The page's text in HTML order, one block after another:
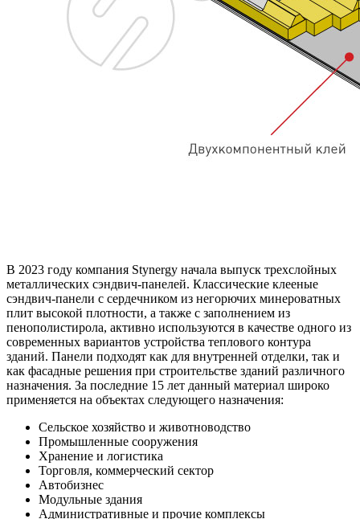
В 2023 году компания Stynergy начала выпуск трехслойных
металлических сэндвич-панелей. Классические клееные
сэндвич-панели с сердечником из негорючих минероватных
плит высокой плотности, а также с заполнением из
пенополистирола, активно используются в качестве одного из
современных вариантов устройства теплового контура
зданий. Панели подходят как для внутренней отделки, так и
как фасадные решения при строительстве зданий различного
назначения. За последние 15 лет данный материал широко
применяется на объектах следующего назначения:
Сельское хозяйство и животноводство
Промышленные сооружения
Хранение и логистика
Торговля, коммерческий сектор
Автобизнес
Модульные здания
Административные и прочие комплексы